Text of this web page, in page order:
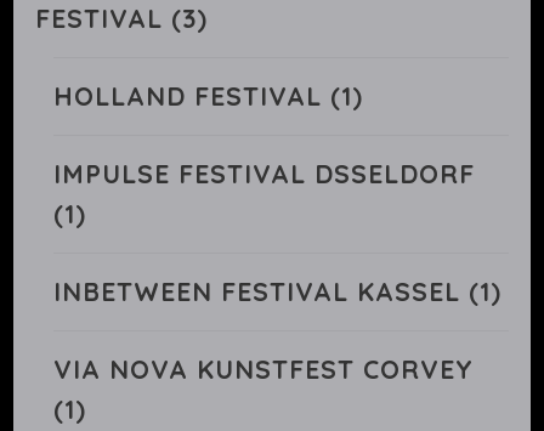
FESTIVAL (3)
HOLLAND FESTIVAL (1)
IMPULSE FESTIVAL DSSELDORF
(1)
INBETWEEN FESTIVAL KASSEL (1)
VIA NOVA KUNSTFEST CORVEY
(1)